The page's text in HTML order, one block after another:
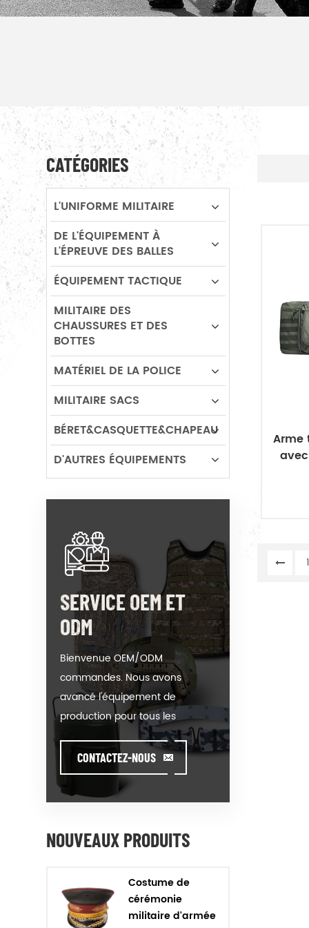
Arme
1
CATÉGORIES
L'UNIFORME MILITAIRE
DE L'ÉQUIPEMENT À
L'ÉPREUVE DES BALLES
ÉQUIPEMENT TACTIQUE
MILITAIRE DES
CHAUSSURES ET DES
BOTTES
MATÉRIEL DE LA POLICE
MILITAIRE SACS
BÉRET&CASQUETTE&CHAPEAU
D'AUTRES ÉQUIPEMENTS
SERVICE OEM ET
ODM
Bienvenue OEM/ODM
commandes. Nous avons
avancé l'équipement de
production pour tous les
produits de notre catégorie. On
pourrait mettre votre logo sur
notre hot-vente de modèle ou
de vous aider à produire des
rencontrez toughissues. Nous
aidons notre client à valeur de
leurs produits en se tenant
debout sur la Créativité &
CONTACTEZ-NOUS
NOUVEAUX PRODUITS
Costume de
cérémonie
militaire d'armée